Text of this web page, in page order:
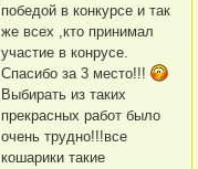
победой в конкурсе и так
же всех ,кто принимал
участие в конрусе.
Спасибо за 3 место!!!
Выбирать из таких
прекрасных работ было
очень трудно!!!все
кошарики такие